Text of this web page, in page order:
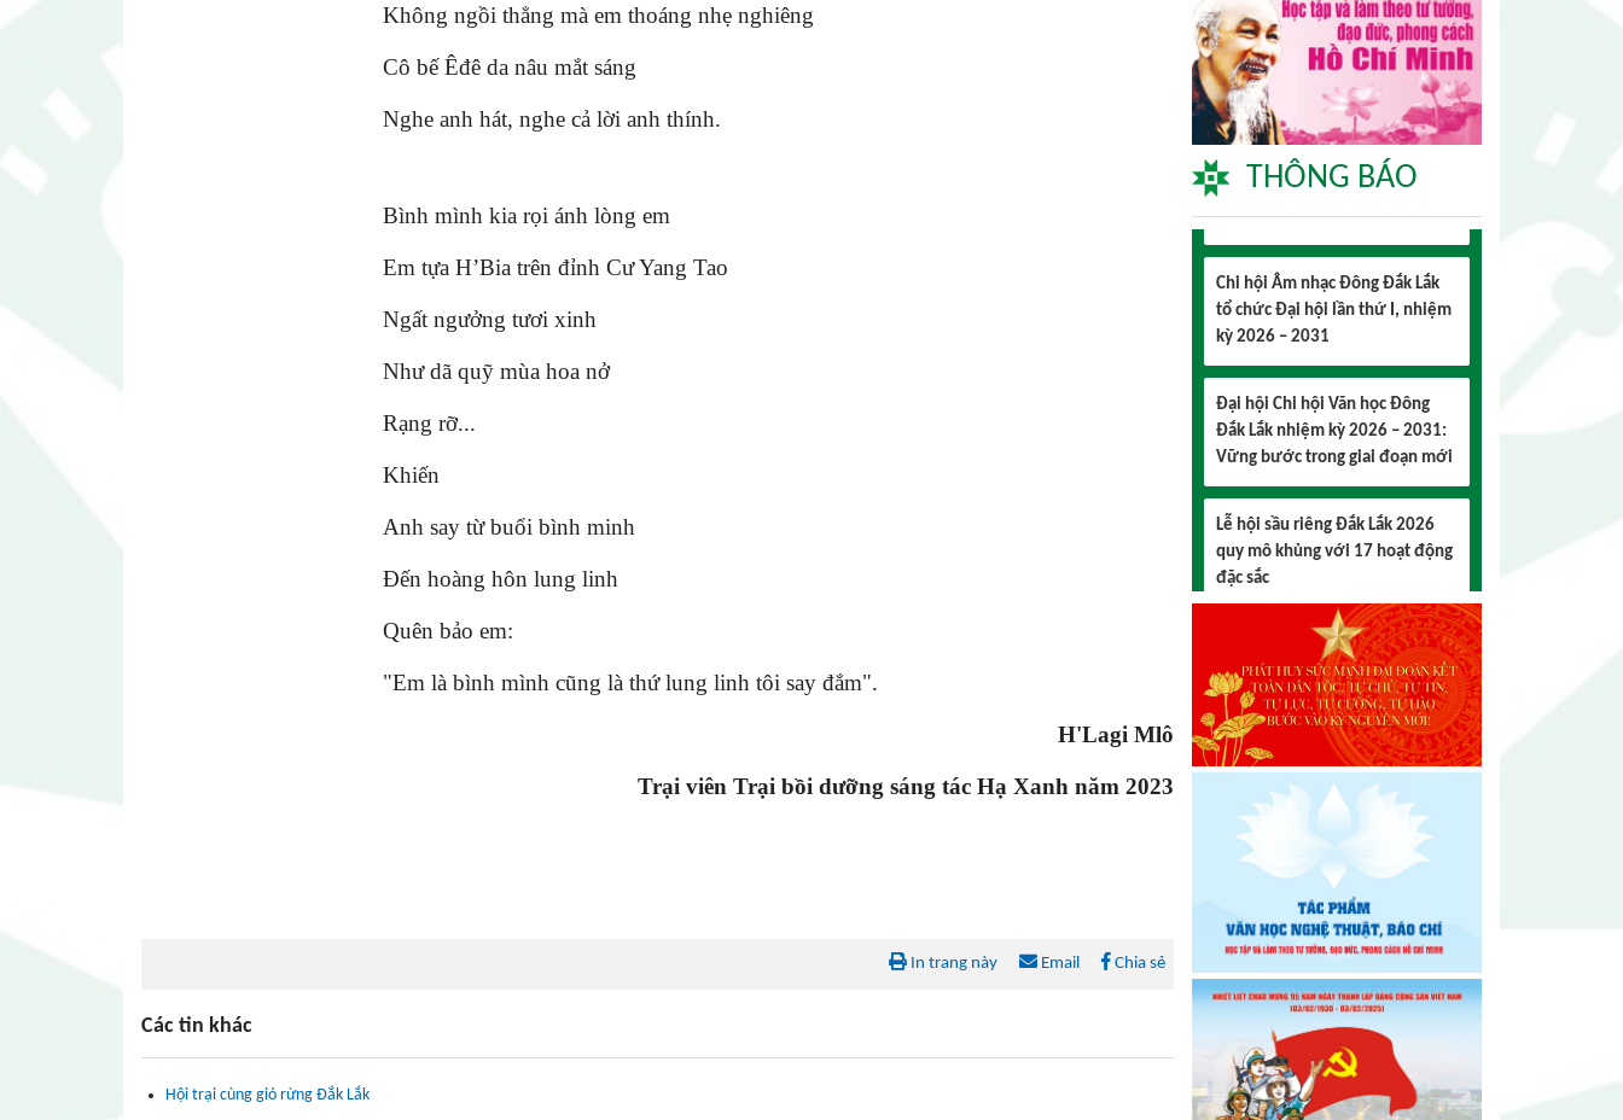
Không ngồi thẳng mà em thoáng nhẹ nghiêng
Cô bế Êđê da nâu mắt sáng
Nghe anh hát, nghe cả lời anh thính.
Bình mình kia rọi ánh lòng em
Em tựa H’Bia trên đỉnh Cư Yang Tao
Ngất ngưởng tươi xinh
Như dã quỹ mùa hoa nở
Rạng rỡ...
Khiến
Anh say từ buổi bình minh
Đến hoàng hôn lung linh
Quên bảo em:
"Em là bình mình cũng là thứ lung linh tôi say đắm".
H'Lagi Mlô
Trại viên Trại bồi dưỡng sáng tác Hạ Xanh năm 2023
In trang này Email Chia sẻ
Các tin khác
Hội trại cùng gió rừng Đắk Lắk
THÔNG BÁO
Đại hội lần thứ I Chi hội Múa:
Sức trẻ dẫn lối đổi mới
Đại hội lần thứ I Chi hội Nhiếp
ảnh Đông Đắk Lắk nhiệm kỳ
2026 – 2031 thành công tốt đẹp
tổ chức Đại hội lần thứ I, nhiệm
kỳ 2026 – 2031
Đại hội Chi hội Văn học Đông
Đắk Lắk nhiệm kỳ 2026 – 2031:
Vững bước trong giai đoạn mới
Lễ hội sầu riêng Đắk Lắk 2026
quy mô khủng với 17 hoạt động
đặc sắc
Đại hội lần thứ I Chi hội Múa:
Sức trẻ dẫn lối đổi mới
Đại hội lần thứ I Chi hội Nhiếp
ảnh Đông Đắk Lắk nhiệm kỳ
2026 – 2031 thành công tốt đẹp
Chi hội Âm nhạc Đông Đắk Lắk
tổ chức Đại hội lần thứ I, nhiệm
kỳ 2026 – 2031
Đại hội Chi hội Văn học Đông
Đắk Lắk nhiệm kỳ 2026 – 2031:
Vững bước trong giai đoạn mới